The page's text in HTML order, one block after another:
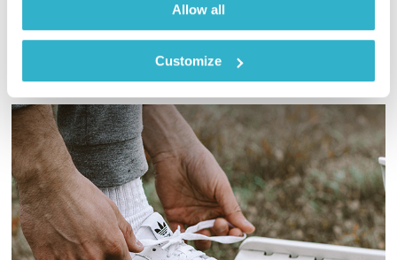
Allow all
Customize